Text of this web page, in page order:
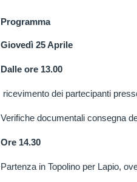
Programma
Giovedì 25 Aprile
Dalle ore 13.00
ricevimento dei partecipanti
Verifiche documentali consegna
Ore 14.30
Partenza in Topolino per Lapio,